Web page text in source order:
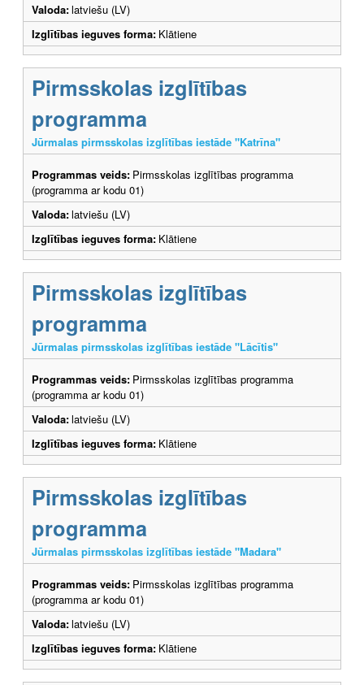
Valoda:latviešu (LV)
Izglītības ieguves forma: Klātiene
Pirmsskolas izglītības
programma
Jūrmalas pirmsskolas izglītības iestāde "Katrīna"
Programmas veids: Pirmsskolas izglītības programma
(programma ar kodu 01)
Valoda:latviešu (LV)
Izglītības ieguves forma: Klātiene
Pirmsskolas izglītības
programma
Jūrmalas pirmsskolas izglītības iestāde "Lācītis"
Programmas veids: Pirmsskolas izglītības programma
(programma ar kodu 01)
Valoda:latviešu (LV)
Izglītības ieguves forma: Klātiene
Pirmsskolas izglītības
programma
Jūrmalas pirmsskolas izglītības iestāde "Madara"
Programmas veids: Pirmsskolas izglītības programma
(programma ar kodu 01)
Valoda:latviešu (LV)
Izglītības ieguves forma: Klātiene